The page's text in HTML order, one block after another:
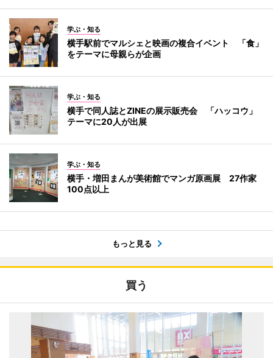
学ぶ・知る
横手駅前でマルシェと映画の複合イベント 「食」
をテーマに母親らが企画
学ぶ・知る
横手で同人誌とZINEの展示販売会 「ハッコウ」
テーマに20人が出展
学ぶ・知る
横手・増田まんが美術館でマンガ原画展 27作家
100点以上
もっと見る
買う